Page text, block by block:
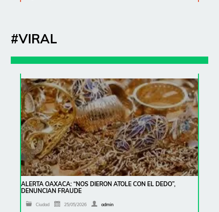
#VIRAL
ALERTA OAXACA: “NOS DIERON ATOLE CON EL DEDO”,
DENUNCIAN FRAUDE
Ciudad 25/05/2026 admin